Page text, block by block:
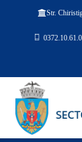
Str.